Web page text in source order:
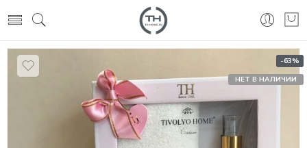
-63%
НЕТ В НАЛИЧИИ